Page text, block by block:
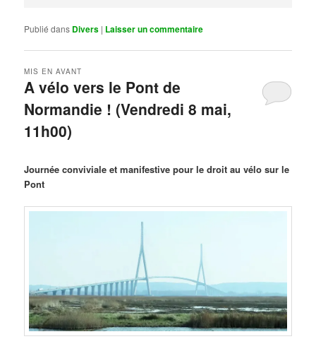
Publié dans Divers | Laisser un commentaire
A vélo vers le Pont de
Normandie ! (Vendredi 8 mai,
11h00)
MIS EN AVANT
Journée conviviale et manifestive pour le droit au vélo sur le
Pont